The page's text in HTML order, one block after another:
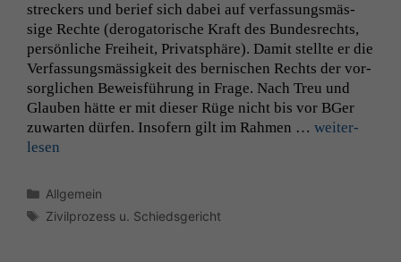
streck­ers und berief sich dabei auf ver­fas­sungsmäs­
sige Rechte (deroga­torische Kraft des Bun­desrechts,
per­sön­liche Frei­heit, Pri­vat­sphäre). Damit stellte er die
Ver­fas­sungsmäs­sigkeit des bernischen Rechts der vor­
sor­glichen Bewe­is­führung in Frage. Nach Treu und
Glauben hätte er mit dieser Rüge nicht bis vor BGer
zuwarten dür­fen. Insofern gilt im Rah­men … weit­er­
lesen
Kategorien
Allgemein
Schlagwörter
Zivilprozess u. Schiedsgericht